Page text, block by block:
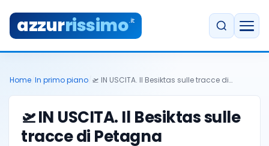
azzurrissimo.it
Home In primo piano 🛫 IN USCITA. Il Besiktas sulle tracce di…
🛫IN USCITA. Il Besiktas sulle
tracce di Petagna